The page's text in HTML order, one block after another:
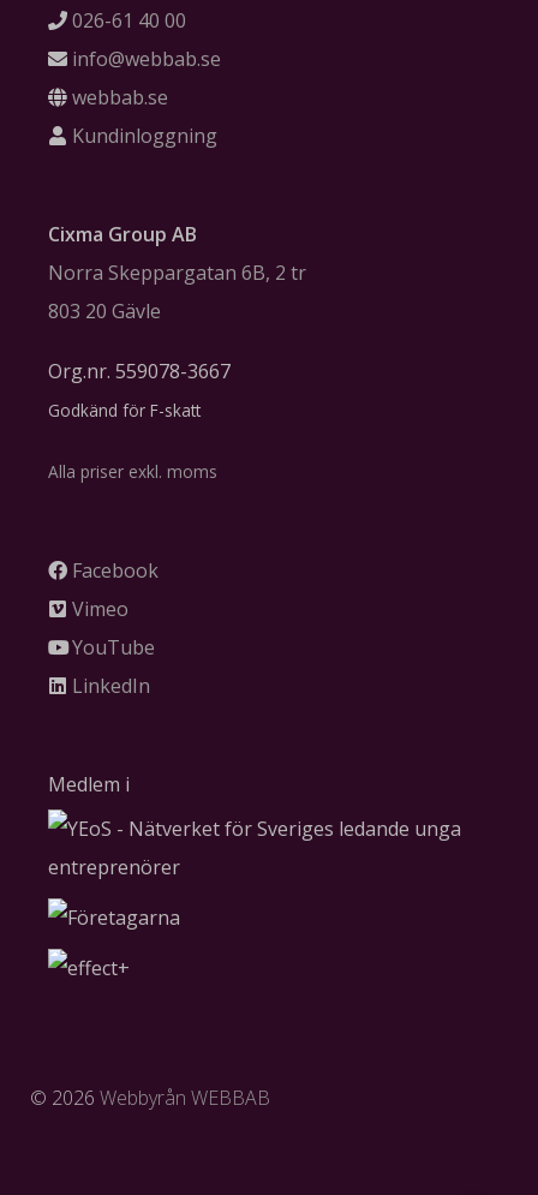
026-61 40 00
info@webbab.se
webbab.se
Kundinloggning
Cixma Group AB
Norra Skeppargatan 6B, 2 tr
803 20 Gävle
Org.nr. 559078-3667
Godkänd för F-skatt
Alla priser exkl. moms
Facebook
Vimeo
YouTube
LinkedIn
Medlem i
© 2026 Webbyrån WEBBAB